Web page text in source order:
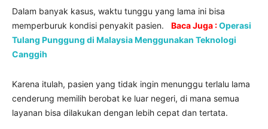
Dalam banyak kasus, waktu tunggu yang lama ini bisa
memperburuk kondisi penyakit pasien. Baca Juga :Operasi
Tulang Punggung di Malaysia Menggunakan Teknologi
Canggih
Karena itulah, pasien yang tidak ingin menunggu terlalu lama
cenderung memilih berobat ke luar negeri, di mana semua
layanan bisa dilakukan dengan lebih cepat dan tertata.